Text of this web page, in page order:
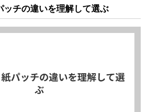
ッチの違いを理解して選ぶ